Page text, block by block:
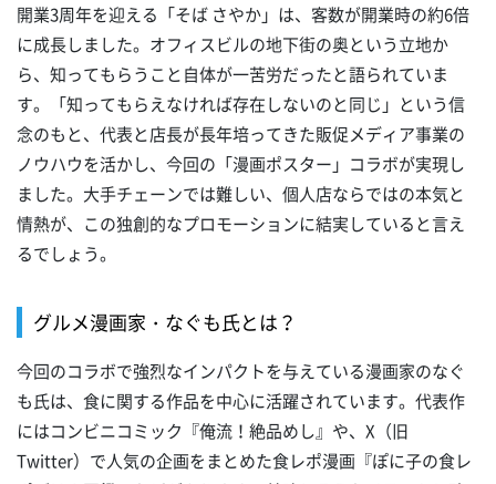
開業3周年を迎える「そば さやか」は、客数が開業時の約6倍
に成長しました。オフィスビルの地下街の奥という立地か
ら、知ってもらうこと自体が一苦労だったと語られていま
す。「知ってもらえなければ存在しないのと同じ」という信
念のもと、代表と店長が長年培ってきた販促メディア事業の
ノウハウを活かし、今回の「漫画ポスター」コラボが実現し
ました。大手チェーンでは難しい、個人店ならではの本気と
情熱が、この独創的なプロモーションに結実していると言え
るでしょう。
グルメ漫画家・なぐも氏とは？
今回のコラボで強烈なインパクトを与えている漫画家のなぐ
も氏は、食に関する作品を中心に活躍されています。代表作
にはコンビニコミック『俺流！絶品めし』や、X（旧
Twitter）で人気の企画をまとめた食レポ漫画『ぽに子の食レ